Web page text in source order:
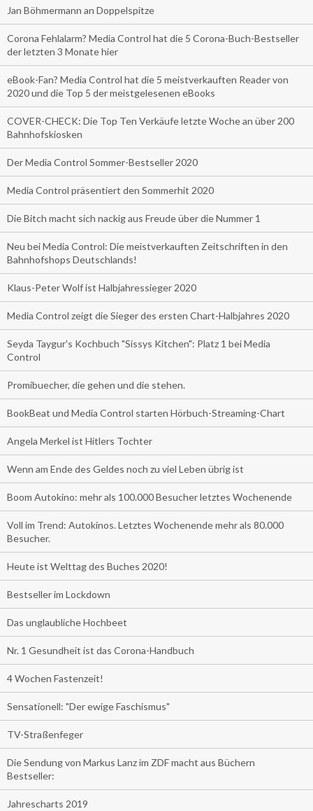
Jan Böhmermann an Doppelspitze
Corona Fehlalarm? Media Control hat die 5 Corona-Buch-Bestseller
der letzten 3 Monate hier
eBook-Fan? Media Control hat die 5 meistverkauften Reader von
2020 und die Top 5 der meistgelesenen eBooks
COVER-CHECK: Die Top Ten Verkäufe letzte Woche an über 200
Bahnhofskiosken
Der Media Control Sommer-Bestseller 2020
Media Control präsentiert den Sommerhit 2020
Die Bitch macht sich nackig aus Freude über die Nummer 1
Neu bei Media Control: Die meistverkauften Zeitschriften in den
Bahnhofshops Deutschlands!
Klaus-Peter Wolf ist Halbjahressieger 2020
Media Control zeigt die Sieger des ersten Chart-Halbjahres 2020
Seyda Taygur's Kochbuch "Sissys Kitchen": Platz 1 bei Media
Control
Promibuecher, die gehen und die stehen.
BookBeat und Media Control starten Hörbuch-Streaming-Chart
Angela Merkel ist Hitlers Tochter
Wenn am Ende des Geldes noch zu viel Leben übrig ist
Boom Autokino: mehr als 100.000 Besucher letztes Wochenende
Voll im Trend: Autokinos. Letztes Wochenende mehr als 80.000
Besucher.
Heute ist Welttag des Buches 2020!
Bestseller im Lockdown
Das unglaubliche Hochbeet
Nr. 1 Gesundheit ist das Corona-Handbuch
4 Wochen Fastenzeit!
Sensationell: "Der ewige Faschismus"
TV-Straßenfeger
Die Sendung von Markus Lanz im ZDF macht aus Büchern
Bestseller:
Jahrescharts 2019